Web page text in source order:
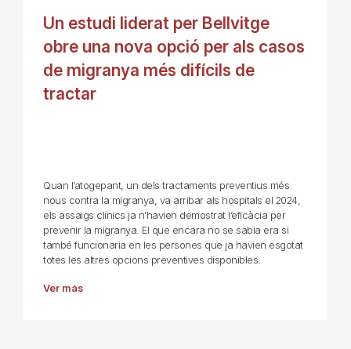
Un estudi liderat per Bellvitge
obre una nova opció per als casos
de migranya més difícils de
tractar
Quan l’atogepant, un dels tractaments preventius més
nous contra la migranya, va arribar als hospitals el 2024,
els assaigs clínics ja n’havien demostrat l’eficàcia per
prevenir la migranya. El que encara no se sabia era si
també funcionaria en les persones que ja havien esgotat
totes les altres opcions preventives disponibles.
Ver más